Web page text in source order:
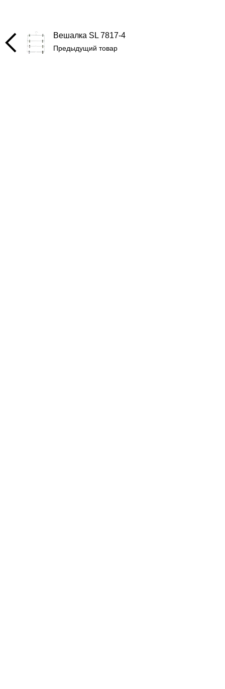
Вешалка SL 7817-4
Предыдущий товар